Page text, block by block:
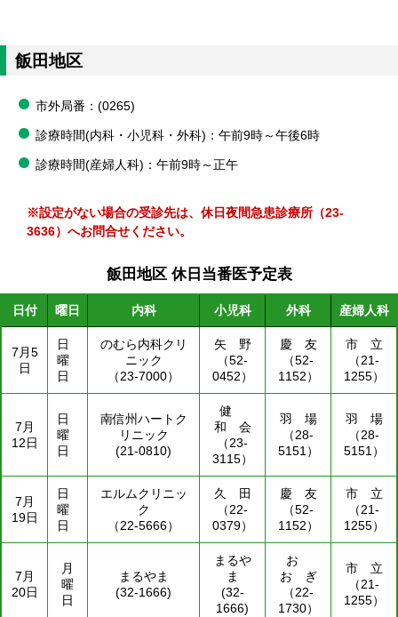
飯田地区
市外局番：(0265)
診療時間(内科・小児科・外科)：午前9時～午後6時
診療時間(産婦人科)：午前9時～正午
※設定がない場合の受診先は、休日夜間急患診療所（23-
3636）へお問合せください。
飯田地区 休日当番医予定表
日付 曜日 内科 小児科 外科 産婦人科
7月5
日
日
曜
日
のむら内科クリ
ニック
（23-7000）
矢 野
（52-
0452）
慶 友
（52-
1152）
市 立
（21-
1255）
7月
12日
日
曜
日
南信州ハートク
リニック
(21-0810)
健
和 会
（23-
3115）
羽 場
（28-
5151）
羽 場
（28-
5151）
7月
19日
日
曜
日
エルムクリニッ
ク
（22-5666）
久 田
（22-
0379）
慶 友
（52-
1152）
市 立
（21-
1255）
7月
20日
月
曜
日
まるやま
(32-1666)
まるや
ま
(32-
1666)
お
お ぎ
（22-
1730）
市 立
（21-
1255）